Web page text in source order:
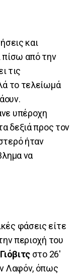
και
πίσω από την
τις
το τελείωμά
υπέροχη
δεξιά προς τον
ήταν
να
φάσεις είτε
περιοχή του
Γιόβιτς στο 26'
Λαφόν, όπως